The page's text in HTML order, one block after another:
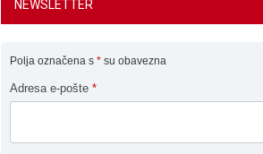
NEWSLETTER
Polja označena s * su obavezna
Adresa e-pošte *